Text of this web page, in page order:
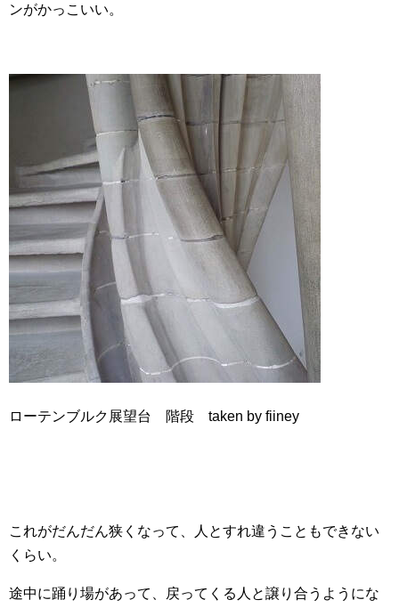
ンがかっこいい。
ローテンブルク展望台 階段 taken by fiiney
これがだんだん狭くなって、人とすれ違うこともできない
くらい。
途中に踊り場があって、戻ってくる人と譲り合うようにな